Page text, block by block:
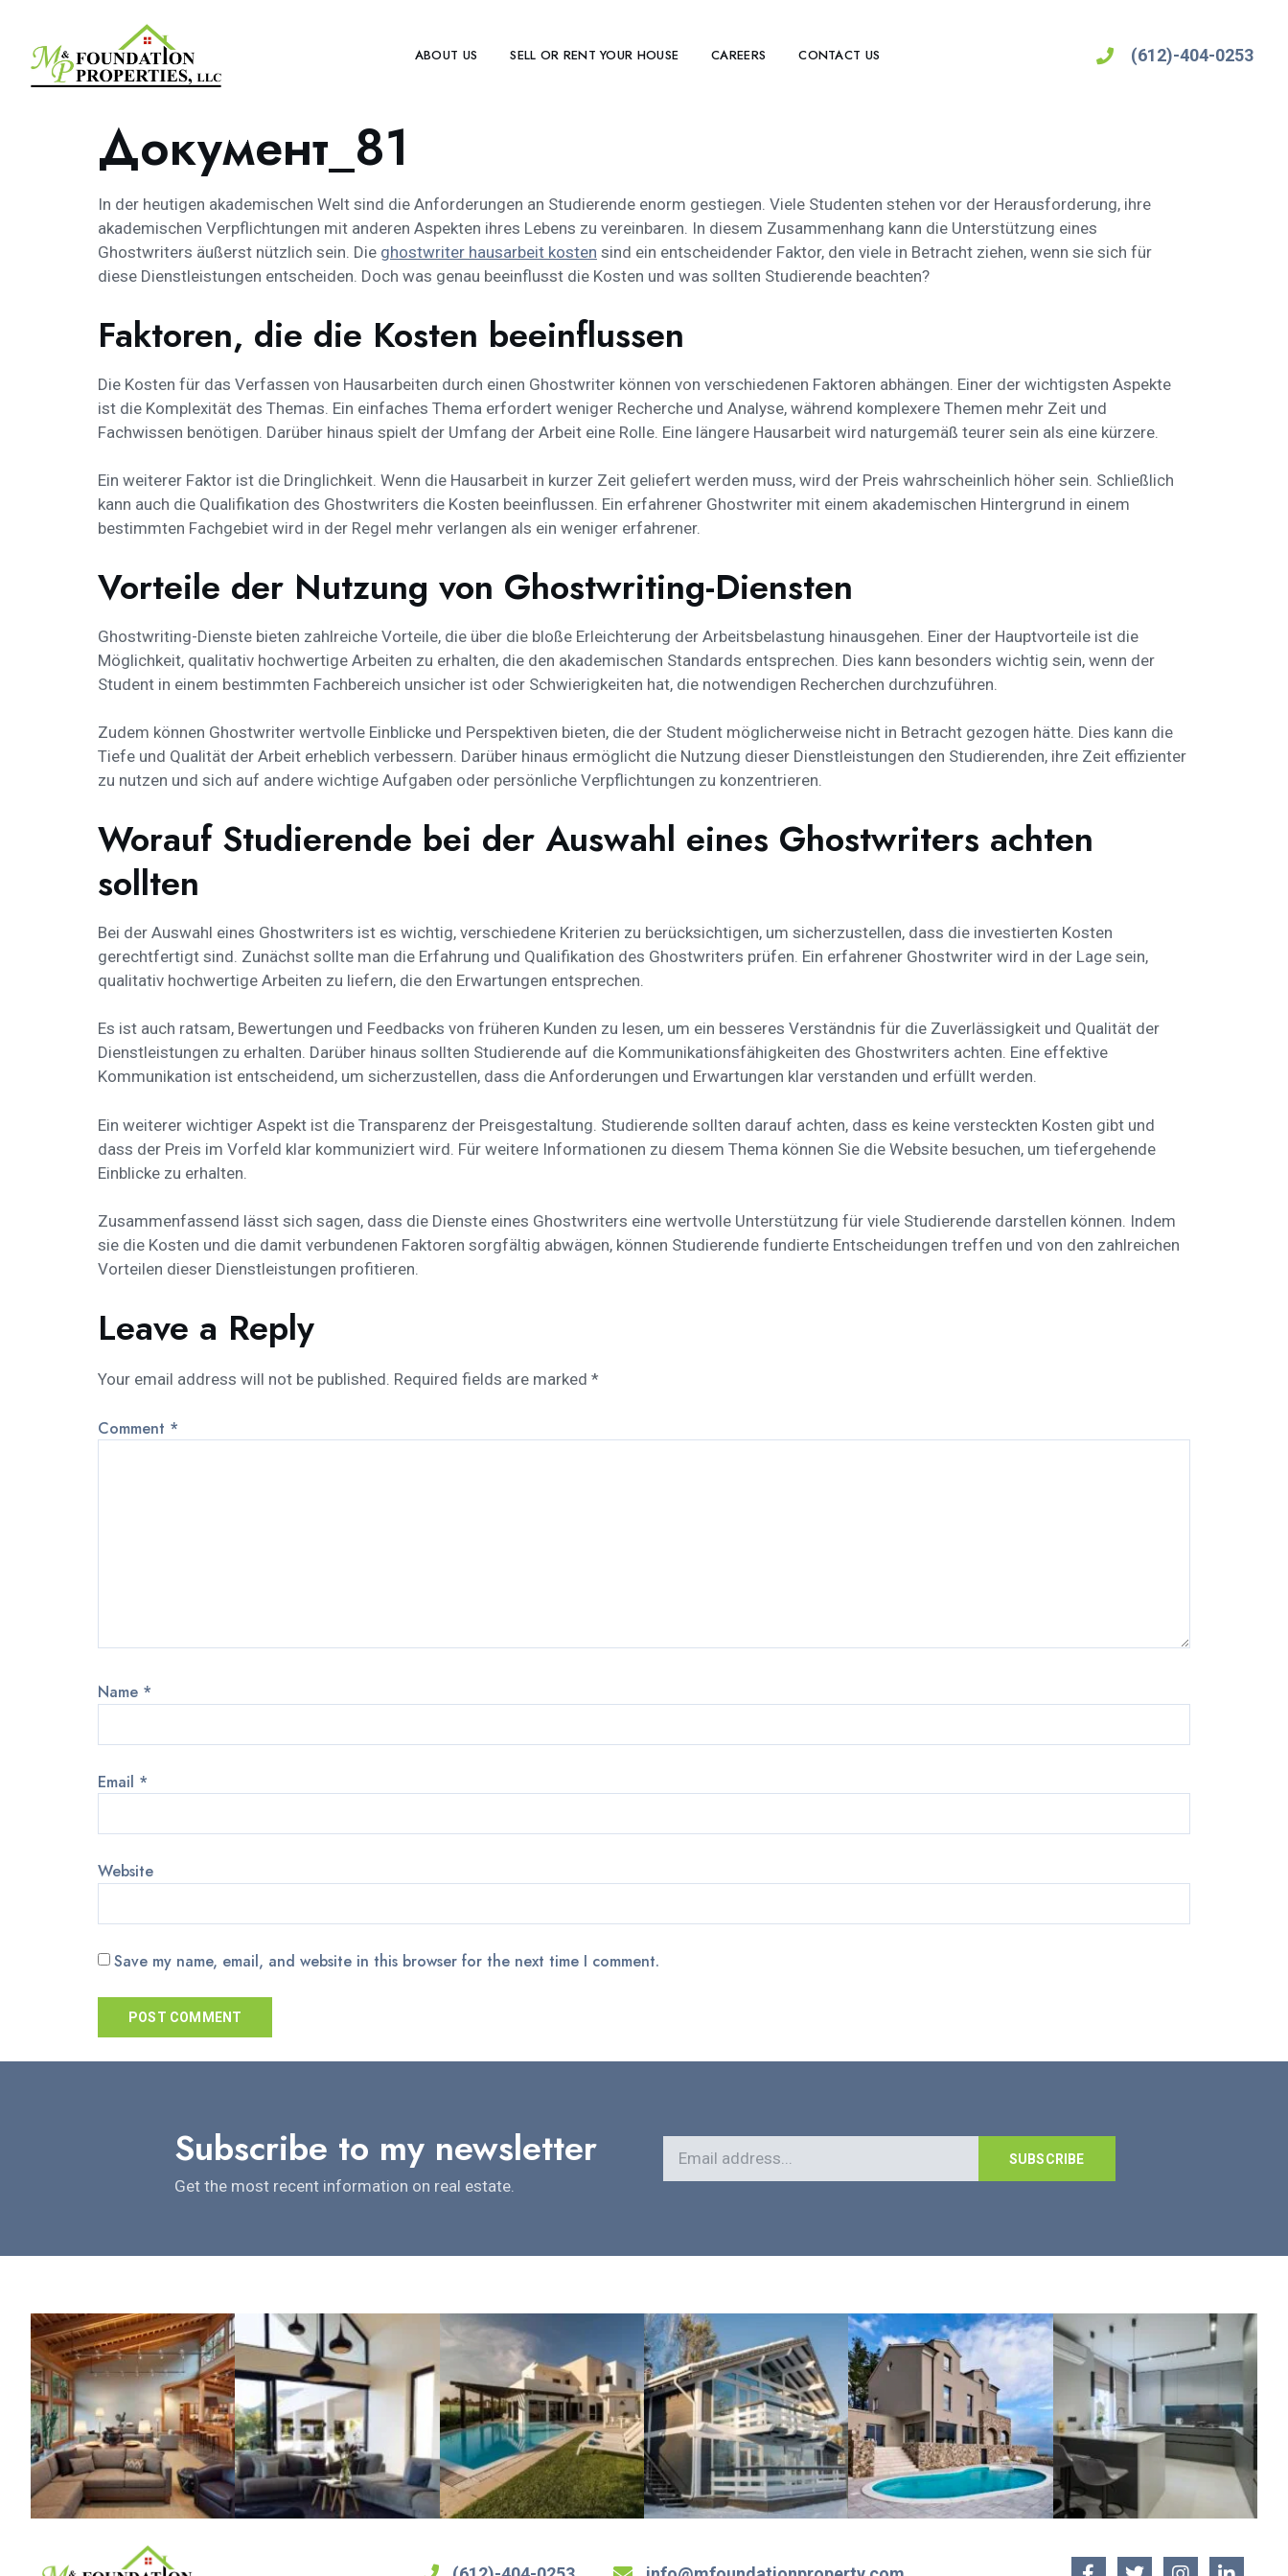
ABOUT US SELL OR RENT YOUR HOUSE CAREERS CONTACT US (612)-404-0253
Документ_81
In der heutigen akademischen Welt sind die Anforderungen an Studierende enorm gestiegen. Viele Studenten stehen vor der Herausforderung, ihre
akademischen Verpflichtungen mit anderen Aspekten ihres Lebens zu vereinbaren. In diesem Zusammenhang kann die Unterstützung eines
Ghostwriters äußerst nützlich sein. Die ghostwriter hausarbeit kosten sind ein entscheidender Faktor, den viele in Betracht ziehen, wenn sie sich für
diese Dienstleistungen entscheiden. Doch was genau beeinflusst die Kosten und was sollten Studierende beachten?
Faktoren, die die Kosten beeinflussen
Die Kosten für das Verfassen von Hausarbeiten durch einen Ghostwriter können von verschiedenen Faktoren abhängen. Einer der wichtigsten Aspekte
ist die Komplexität des Themas. Ein einfaches Thema erfordert weniger Recherche und Analyse, während komplexere Themen mehr Zeit und
Fachwissen benötigen. Darüber hinaus spielt der Umfang der Arbeit eine Rolle. Eine längere Hausarbeit wird naturgemäß teurer sein als eine kürzere.
Ein weiterer Faktor ist die Dringlichkeit. Wenn die Hausarbeit in kurzer Zeit geliefert werden muss, wird der Preis wahrscheinlich höher sein. Schließlich
kann auch die Qualifikation des Ghostwriters die Kosten beeinflussen. Ein erfahrener Ghostwriter mit einem akademischen Hintergrund in einem
bestimmten Fachgebiet wird in der Regel mehr verlangen als ein weniger erfahrener.
Vorteile der Nutzung von Ghostwriting-Diensten
Ghostwriting-Dienste bieten zahlreiche Vorteile, die über die bloße Erleichterung der Arbeitsbelastung hinausgehen. Einer der Hauptvorteile ist die
Möglichkeit, qualitativ hochwertige Arbeiten zu erhalten, die den akademischen Standards entsprechen. Dies kann besonders wichtig sein, wenn der
Student in einem bestimmten Fachbereich unsicher ist oder Schwierigkeiten hat, die notwendigen Recherchen durchzuführen.
Zudem können Ghostwriter wertvolle Einblicke und Perspektiven bieten, die der Student möglicherweise nicht in Betracht gezogen hätte. Dies kann die
Tiefe und Qualität der Arbeit erheblich verbessern. Darüber hinaus ermöglicht die Nutzung dieser Dienstleistungen den Studierenden, ihre Zeit effizienter
zu nutzen und sich auf andere wichtige Aufgaben oder persönliche Verpflichtungen zu konzentrieren.
Worauf Studierende bei der Auswahl eines Ghostwriters achten
sollten
Bei der Auswahl eines Ghostwriters ist es wichtig, verschiedene Kriterien zu berücksichtigen, um sicherzustellen, dass die investierten Kosten
gerechtfertigt sind. Zunächst sollte man die Erfahrung und Qualifikation des Ghostwriters prüfen. Ein erfahrener Ghostwriter wird in der Lage sein,
qualitativ hochwertige Arbeiten zu liefern, die den Erwartungen entsprechen.
Es ist auch ratsam, Bewertungen und Feedbacks von früheren Kunden zu lesen, um ein besseres Verständnis für die Zuverlässigkeit und Qualität der
Dienstleistungen zu erhalten. Darüber hinaus sollten Studierende auf die Kommunikationsfähigkeiten des Ghostwriters achten. Eine effektive
Kommunikation ist entscheidend, um sicherzustellen, dass die Anforderungen und Erwartungen klar verstanden und erfüllt werden.
Ein weiterer wichtiger Aspekt ist die Transparenz der Preisgestaltung. Studierende sollten darauf achten, dass es keine versteckten Kosten gibt und
dass der Preis im Vorfeld klar kommuniziert wird. Für weitere Informationen zu diesem Thema können Sie die Website besuchen, um tiefergehende
Einblicke zu erhalten.
Zusammenfassend lässt sich sagen, dass die Dienste eines Ghostwriters eine wertvolle Unterstützung für viele Studierende darstellen können. Indem
sie die Kosten und die damit verbundenen Faktoren sorgfältig abwägen, können Studierende fundierte Entscheidungen treffen und von den zahlreichen
Vorteilen dieser Dienstleistungen profitieren.
Leave a Reply
Your email address will not be published. Required fields are marked *
Comment *
Name *
Email *
Website
Save my name, email, and website in this browser for the next time I comment.
Subscribe to my newsletter
Get the most recent information on real estate.
SUBSCRIBE